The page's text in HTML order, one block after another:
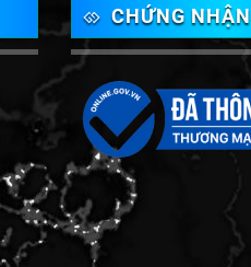
CHỨNG NHẬN